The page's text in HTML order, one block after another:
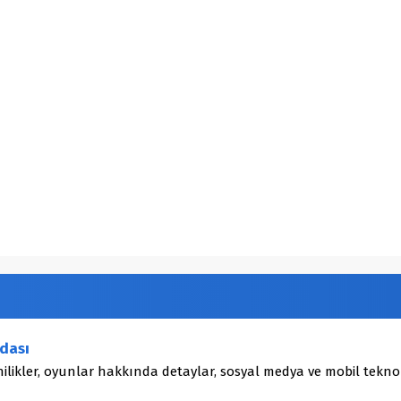
oyunlar hakkında detaylar, sosyal medya ve mobil